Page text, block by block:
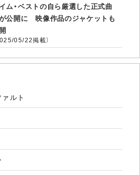
ム・ベストの自ら厳選した正式曲
公開に 映像作品のジャケットも
05/22掲載）
ルト